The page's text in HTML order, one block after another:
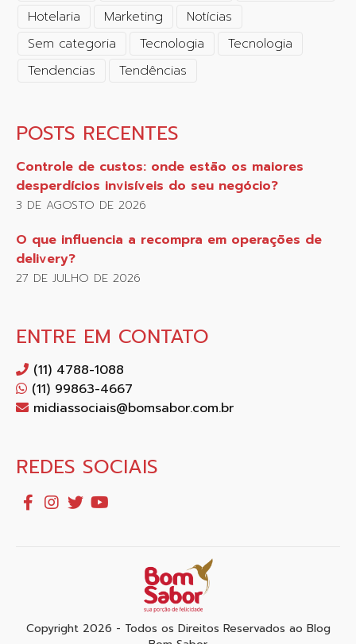
Hotelaria
Marketing
Notícias
Sem categoria
Tecnologia
Tecnologia
Tendencias
Tendências
POSTS RECENTES
Controle de custos: onde estão os maiores
desperdícios invisíveis do seu negócio?
3 DE AGOSTO DE 2026
O que influencia a recompra em operações de
delivery?
27 DE JULHO DE 2026
ENTRE EM CONTATO
(11) 4788-1088
(11) 99863-4667
midiassociais@bomsabor.com.br
REDES SOCIAIS
Copyright 2026 - Todos os Direitos Reservados ao Blog